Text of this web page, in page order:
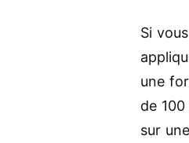
Si vous
une
de 100
sur une